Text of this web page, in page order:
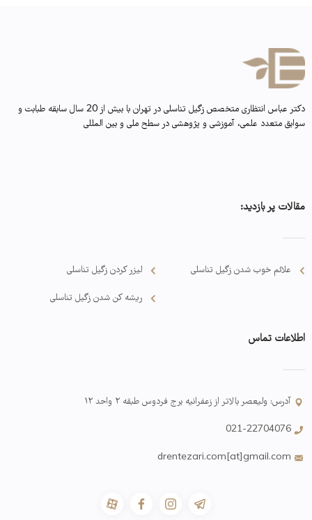
دکتر عباس انتظاری متخصص زگیل تناسلی در تهران با بیش از 20 سال سابقه طبابت و
سوابق متعدد علمی، آموزشی و پژوهشی در سطح ملی و بین المللی
مقالات پر بازدید:
علائم خوب شدن زگیل تناسلی لیزر کردن زگیل تناسلی
ریشه کن شدن زگیل تناسلی
اطلاعات تماس
آدرس: ولیعصر بالاتر از زعفرانیه برج فردوس طبقه ۲ واحد ۱۲
021-22704076
drentezari.com[at]gmail.com